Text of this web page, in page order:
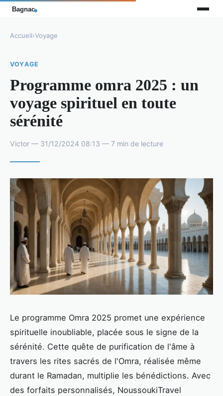
Accueil›Voyage
VOYAGE
Programme omra 2025 : un
voyage spirituel en toute
sérénité
Victor — 31/12/2024 08:13 — 7 min de lecture
Le programme Omra 2025 promet une expérience
spirituelle inoubliable, placée sous le signe de la
sérénité. Cette quête de purification de l'âme à
travers les rites sacrés de l'Omra, réalisée même
durant le Ramadan, multiplie les bénédictions. Avec
des forfaits personnalisés, NoussoukiTravel